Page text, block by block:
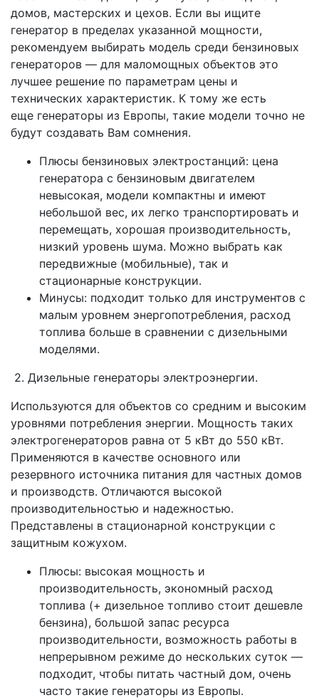
домов, мастерских и цехов. Если вы ищите
генератор в пределах указанной мощности,
рекомендуем выбирать модель среди бензиновых
генераторов — для маломощных объектов это
лучшее решение по параметрам цены и
технических характеристик. К тому же есть
еще генераторы из Европы, такие модели точно не
будут создавать Вам сомнения.
Плюсы бензиновых электростанций: цена
генератора с бензиновым двигателем
невысокая, модели компактны и имеют
небольшой вес, их легко транспортировать и
перемещать, хорошая производительность,
низкий уровень шума. Можно выбрать как
передвижные (мобильные), так и
стационарные конструкции.
Минусы: подходит только для инструментов с
малым уровнем энергопотребления, расход
топлива больше в сравнении с дизельными
моделями.
2. Дизельные генераторы электроэнергии.
Используются для объектов со средним и высоким
уровнями потребления энергии. Мощность таких
электрогенераторов равна от 5 кВт до 550 кВт.
Применяются в качестве основного или
резервного источника питания для частных домов
и производств. Отличаются высокой
производительностью и надежностью.
Представлены в стационарной конструкции с
защитным кожухом.
Плюсы: высокая мощность и
производительность, экономный расход
топлива (+ дизельное топливо стоит дешевле
бензина), большой запас ресурса
производительности, возможность работы в
непрерывном режиме до нескольких суток —
подходит, чтобы питать частный дом, очень
часто такие генераторы из Европы.